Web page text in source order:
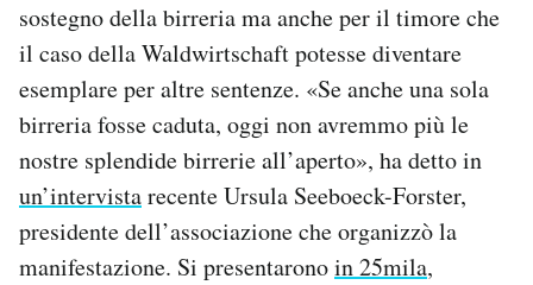
sostegno della birreria ma anche per il timore che
il caso della Waldwirtschaft potesse diventare
esemplare per altre sentenze. «Se anche una sola
birreria fosse caduta, oggi non avremmo più le
nostre splendide birrerie all’aperto», ha detto in
un’intervistarecente Ursula Seeboeck-Forster,
presidente dell’associazione che organizzò la
manifestazione. Si presentaronoin 25mila,